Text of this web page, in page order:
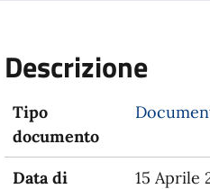
Descrizione
Tipo
documento
Data di
15 Aprile